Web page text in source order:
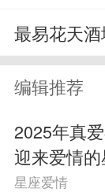
水瓶座男
层面的交流
他们不会
意享受恋
最易花天酒
编辑推荐
2025年真
迎来爱情
星座爱情